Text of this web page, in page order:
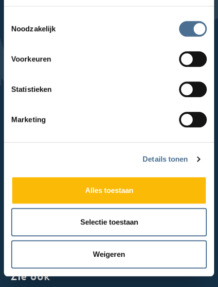
Noodzakelijk
Voorkeuren
Statistieken
Marketing
Details tonen
Alles toestaan
Selectie toestaan
Weigeren
Topaz Lakenhof
Topaz Overduin
Ziekte van Huntington
Syndroom van Korsakov
Zie ook